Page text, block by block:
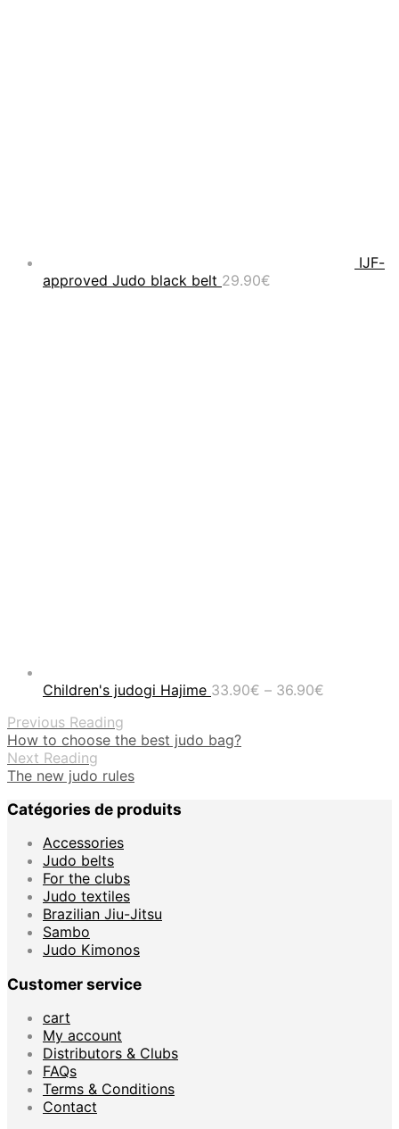
IJF-
approved Judo black belt 29.90€
Children's judogi Hajime 33.90€ – 36.90€
Previous Reading
How to choose the best judo bag?
Next Reading
The new judo rules
Catégories de produits
Accessories
Judo belts
For the clubs
Judo textiles
Brazilian Jiu-Jitsu
Sambo
Judo Kimonos
Customer service
cart
My account
Distributors & Clubs
FAQs
Terms & Conditions
Contact